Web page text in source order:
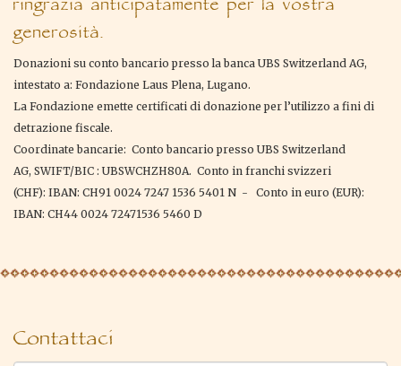
generosità.
Donazioni su conto bancario presso la banca UBS Switzerland AG,
intestato a: Fondazione Laus Plena, Lugano.
La Fondazione emette certificati di donazione per l’utilizzo a fini di
detrazione fiscale.
Coordinate bancarie: Conto bancario presso UBS Switzerland
AG, SWIFT/BIC : UBSWCHZH80A. Conto in franchi svizzeri
(CHF): IBAN: CH91 0024 7247 1536 5401 N - Conto in euro (EUR):
IBAN: CH44 0024 72471536 5460 D
Contattaci